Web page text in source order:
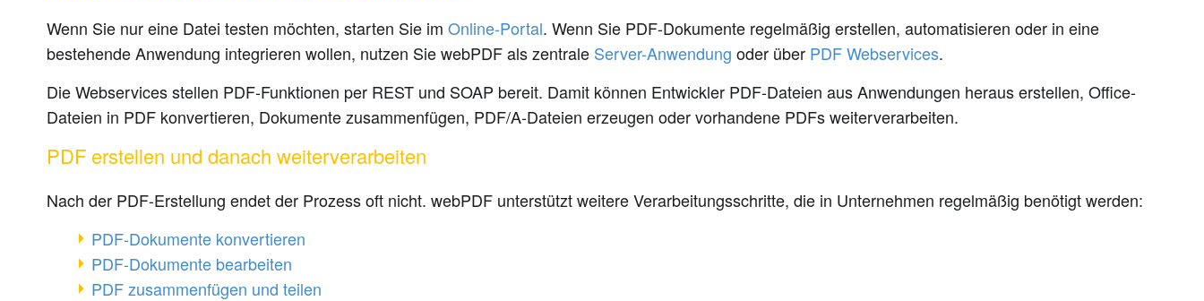
Wenn Sie nur eine Datei testen möchten, starten Sie im Online-Portal. Wenn Sie PDF-Dokumente regelmäßig erstellen, automatisieren oder in eine
bestehende Anwendung integrieren wollen, nutzen Sie webPDF als zentrale Server-Anwendung oder über PDF Webservices.
Die Webservices stellen PDF-Funktionen per REST und SOAP bereit. Damit können Entwickler PDF-Dateien aus Anwendungen heraus erstellen, Office-
Dateien in PDF konvertieren, Dokumente zusammenfügen, PDF/A-Dateien erzeugen oder vorhandene PDFs weiterverarbeiten.
PDF erstellen und danach weiterverarbeiten
Nach der PDF-Erstellung endet der Prozess oft nicht. webPDF unterstützt weitere Verarbeitungsschritte, die in Unternehmen regelmäßig benötigt werden:
PDF-Dokumente konvertieren
PDF-Dokumente bearbeiten
PDF zusammenfügen und teilen